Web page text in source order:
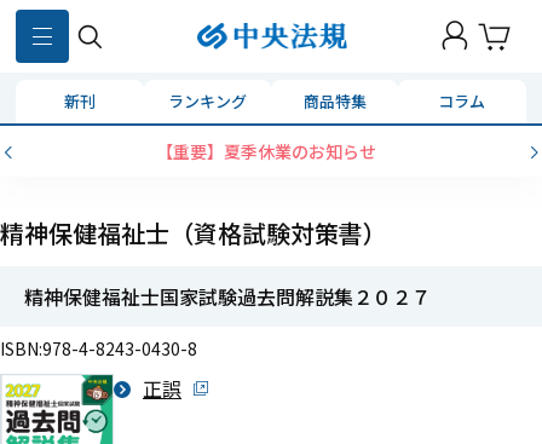
新刊 ランキング 商品特集 コラム
【重要】夏季休業のお知らせ
精神保健福祉士（資格試験対策書）
精神保健福祉士国家試験過去問解説集２０２７
ISBN:978-4-8243-0430-8
正誤